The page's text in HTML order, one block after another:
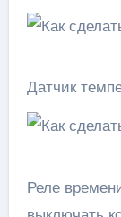
Датчик
Реле